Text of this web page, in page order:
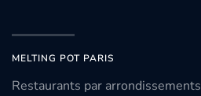
MELTING POT PARIS
Restaurants par arrondissements